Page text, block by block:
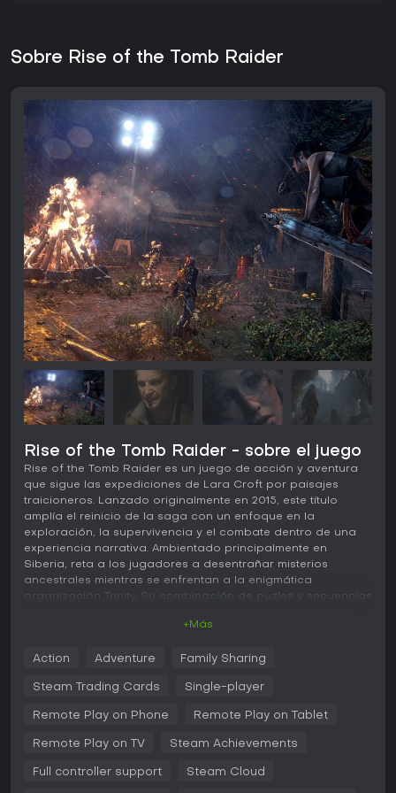
Sobre Rise of the Tomb Raider
Rise of the Tomb Raider - sobre el juego
Rise of the Tomb Raider es un juego de acción y aventura
que sigue las expediciones de Lara Croft por paisajes
traicioneros. Lanzado originalmente en 2015, este título
amplía el reinicio de la saga con un enfoque en la
exploración, la supervivencia y el combate dentro de una
experiencia narrativa. Ambientado principalmente en
Siberia, reta a los jugadores a desentrañar misterios
ancestrales mientras se enfrentan a la enigmática
organización Trinity. Su combinación de puzles y secuencias
repletas de historia y desafíos ambientales.
Jugabilidad
En Rise of the Tomb Raider, controlas a Lara Croft desde
amplias zonas abiertas repletas de recursos y amenazas.
materiales para fabricar armas y equipo, clave para
prioriza tácticas de guerrilla, con opciones para usar el
+Más
Action Adventure Family Sharing
Steam Trading Cards Single-player
Remote Play on Phone Remote Play on Tablet
Remote Play on TV Steam Achievements
Full controller support Steam Cloud